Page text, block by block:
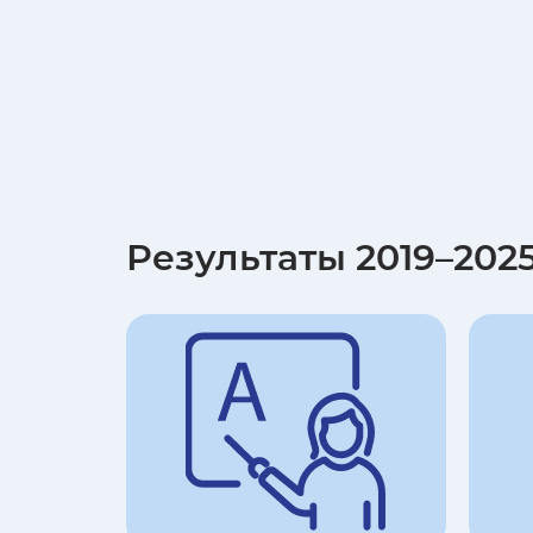
Результаты